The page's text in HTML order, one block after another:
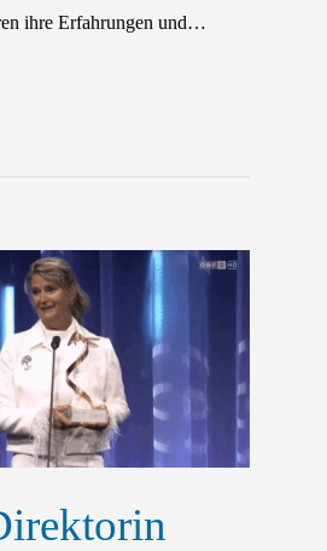
ihre Erfahrungen und…